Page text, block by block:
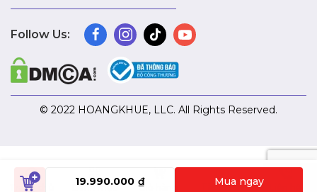
19.990.000 ₫ Mua ngay
Follow Us:
© 2022 HOANGKHUE, LLC. All Rights Reserved.
Trang chủ Danh mục Giỏ hàng Tài khoản